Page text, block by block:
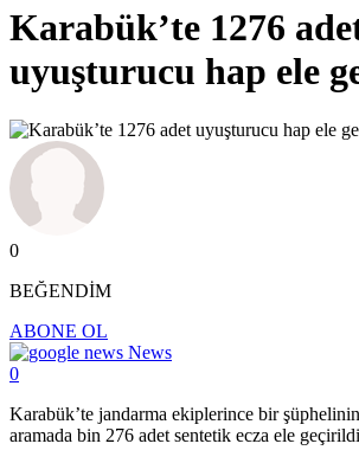
Karabük’te 1276
uyuşturucu hap ele
0
BEĞENDİM
ABONE OL
News
0
Karabük’te jandarma ekiplerince bir
aramada bin 276 adet sentetik ecza ele